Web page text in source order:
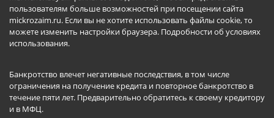
пользователям больше возможностей при посещении сайта
mickrozaim.ru. Если вы не хотите использовать файлы cookie, то
можете изменить настройки браузера. Подробности об условиях
использования.
Банкротство влечет негативные последствия, в том числе
ограничения на получение кредита и повторное банкротство в
течение пяти лет. Предварительно обратитесь к своему кредитору
и в МФЦ.